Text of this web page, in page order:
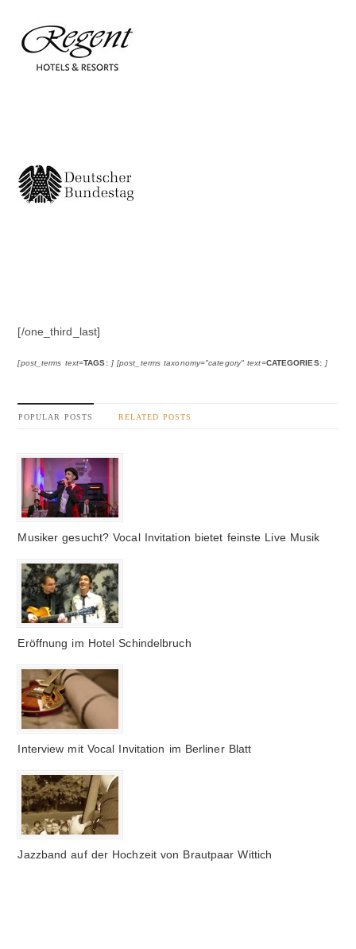
[/one_third_last]
[post_terms text=TAGS:] [post_terms taxonomy="category" text=CATEGORIES:]
POPULAR POSTS RELATED POSTS
Musiker gesucht? Vocal Invitation bietet feinste Live Musik
Eröffnung im Hotel Schindelbruch
Interview mit Vocal Invitation im Berliner Blatt
Jazzband auf der Hochzeit von Brautpaar Wittich